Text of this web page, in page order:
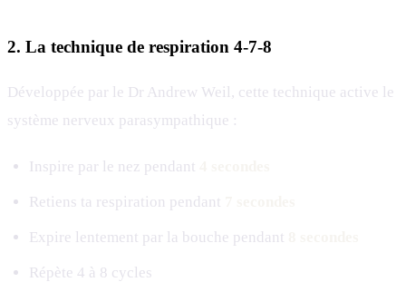
2. La technique de respiration 4-7-8
Développée par le Dr Andrew Weil, cette technique active le
système nerveux parasympathique :
Inspire par le nez pendant
Retiens ta respiration pendant
Expire lentement par la bouche pendant
Répète 4 à 8 cycles